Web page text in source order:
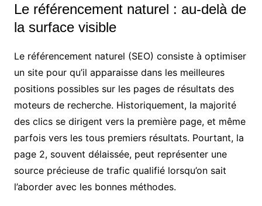
Le référencement naturel : au-delà de
la surface visible
Le référencement naturel (SEO) consiste à optimiser
un site pour qu’il apparaisse dans les meilleures
positions possibles sur les pages de résultats des
moteurs de recherche. Historiquement, la majorité
des clics se dirigent vers la première page, et même
parfois vers les tous premiers résultats. Pourtant, la
page 2, souvent délaissée, peut représenter une
source précieuse de trafic qualifié lorsqu’on sait
l’aborder avec les bonnes méthodes.